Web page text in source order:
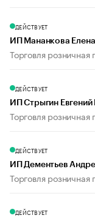
ДЕЙСТВУЕТ
ИП Мананкова
Торговля розничная
ДЕЙСТВУЕТ
ИП Стрыгин
Торговля розничная
ДЕЙСТВУЕТ
ИП Дементьев
Торговля розничная
ДЕЙСТВУЕТ